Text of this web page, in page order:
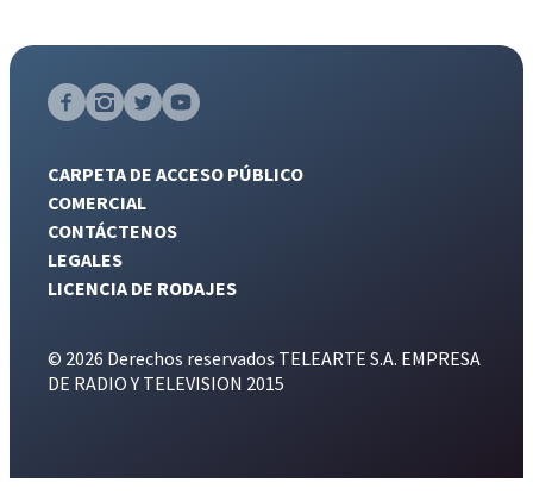
CARPETA DE ACCESO PÚBLICO
COMERCIAL
CONTÁCTENOS
LEGALES
LICENCIA DE RODAJES
© 2026 Derechos reservados TELEARTE S.A. EMPRESA
DE RADIO Y TELEVISION 2015